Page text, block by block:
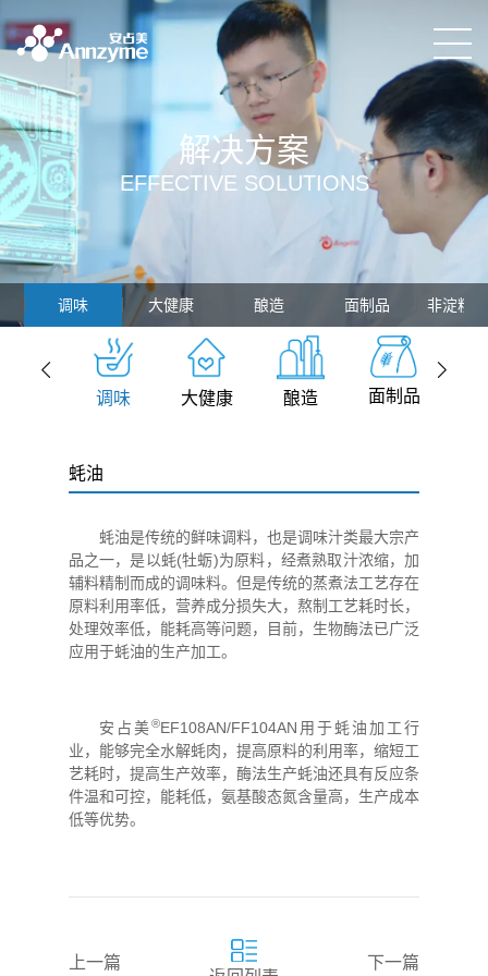
解决方案
EFFECTIVE SOLUTIONS
调味 大健康 酿造 面制品 非淀粉
调味 大健康 酿造 面制品
蚝油
蚝油是传统的鲜味调料，也是调味汁类最大宗产
品之一，是以蚝(牡蛎)为原料，经煮熟取汁浓缩，加
辅料精制而成的调味料。但是传统的蒸煮法工艺存在
原料利用率低，营养成分损失大，熬制工艺耗时长，
处理效率低，能耗高等问题，目前，生物酶法已广泛
应用于蚝油的生产加工。
安占美®EF108AN/FF104AN用于蚝油加工行
业，能够完全水解蚝肉，提高原料的利用率，缩短工
艺耗时，提高生产效率，酶法生产蚝油还具有反应条
件温和可控，能耗低，氨基酸态氮含量高，生产成本
低等优势。
上一篇 下一篇